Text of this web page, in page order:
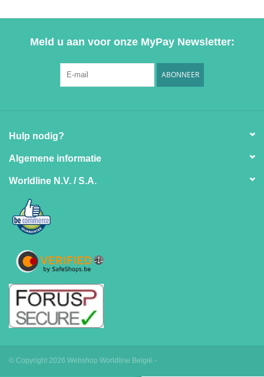
Meld u aan voor onze MyPay Newsletter:
ABONNEER
Hulp nodig?
Algemene informatie
Worldline N.V. / S.A.
© Copyright 2026 Webshop Worldline België -